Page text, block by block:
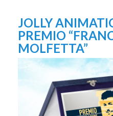
JOLLY
PREMIO
MOLFETTA”